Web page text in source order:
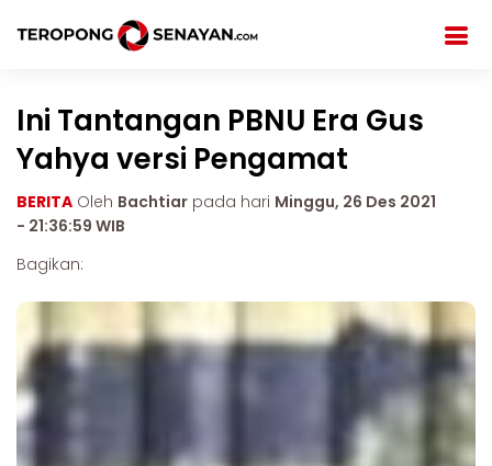
Ini Tantangan PBNU Era Gus
Yahya versi Pengamat
BERITA Oleh Bachtiar pada hari Minggu, 26 Des 2021
- 21:36:59 WIB
Bagikan: